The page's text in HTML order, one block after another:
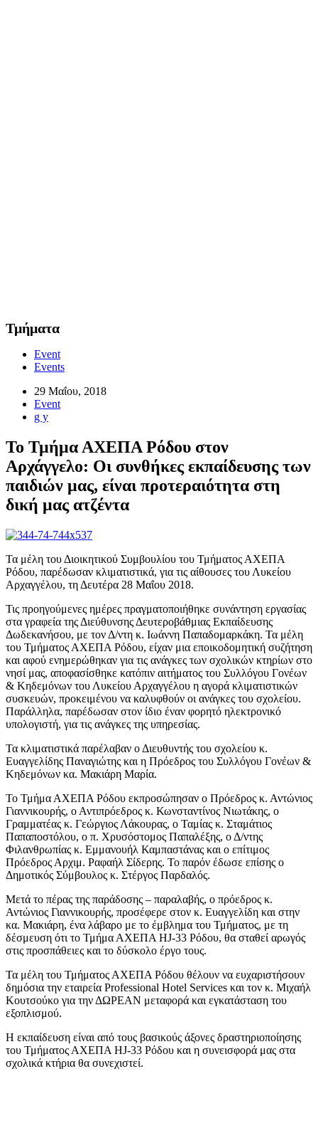
Τμήματα
Event
Events
29 Μαΐου, 2018
Event
g y
Το Τμήμα ΑΧΕΠΑ Ρόδου στον
Αρχάγγελο: Οι συνθήκες εκπαίδευσης των
παιδιών μας, είναι προτεραιότητα στη
δική μας ατζέντα
Τα μέλη του Διοικητικού Συμβουλίου του Τμήματος ΑΧΕΠΑ
Ρόδου, παρέδωσαν κλιματιστικά, για τις αίθουσες του Λυκείου
Αρχαγγέλου, τη Δευτέρα 28 Μαΐου 2018.
Τις προηγούμενες ημέρες πραγματοποιήθηκε συνάντηση εργασίας
στα γραφεία της Διεύθυνσης Δευτεροβάθμιας Εκπαίδευσης
Δωδεκανήσου, με τον Δ/ντη κ. Ιωάννη Παπαδομαρκάκη. Τα μέλη
του Τμήματος ΑΧΕΠΑ Ρόδου, είχαν μια εποικοδομητική συζήτηση
και αφού ενημερώθηκαν για τις ανάγκες των σχολικών κτηρίων στο
νησί μας, αποφασίσθηκε κατόπιν αιτήματος του Συλλόγου Γονέων
& Κηδεμόνων του Λυκείου Αρχαγγέλου η αγορά κλιματιστικών
συσκευών, προκειμένου να καλυφθούν οι ανάγκες του σχολείου.
Παράλληλα, παρέδωσαν στον ίδιο έναν φορητό ηλεκτρονικό
υπολογιστή, για τις ανάγκες της υπηρεσίας.
Τα κλιματιστικά παρέλαβαν ο Διευθυντής του σχολείου κ.
Ευαγγελίδης Παναγιώτης και η Πρόεδρος του Συλλόγου Γονέων &
Κηδεμόνων κα. Μακιάρη Μαρία.
Το Τμήμα ΑΧΕΠΑ Ρόδου εκπροσώπησαν ο Πρόεδρος κ. Αντώνιος
Γιαννικουρής, ο Αντιπρόεδρος κ. Κωνσταντίνος Νιωτάκης, ο
Γραμματέας κ. Γεώργιος Λάκουρας, ο Ταμίας κ. Σταμάτιος
Παπαποστόλου, ο π. Χρυσόστομος Παπαλέξης, ο Δ/ντης
Φιλανθρωπίας κ. Εμμανουήλ Καμπαστάνας και ο επίτιμος
Πρόεδρος Αρχιμ. Ραφαήλ Σίδερης. Το παρόν έδωσε επίσης ο
Δημοτικός Σύμβουλος κ. Στέργος Παρδαλός.
Μετά το πέρας της παράδοσης – παραλαβής, ο πρόεδρος κ.
Αντώνιος Γιαννικουρής, προσέφερε στον κ. Ευαγγελίδη και στην
κα. Μακιάρη, ένα λάβαρο με το έμβλημα του Τμήματος, με τη
δέσμευση ότι το Τμήμα ΑΧΕΠΑ HJ-33 Ρόδου, θα σταθεί αρωγός
στις προσπάθειες και το δύσκολο έργο τους.
Τα μέλη του Τμήματος ΑΧΕΠΑ Ρόδου θέλουν να ευχαριστήσουν
δημόσια την εταιρεία Professional Hotel Services και τον κ. Μιχαήλ
Κουτσούκο για την ΔΩΡΕΑΝ μεταφορά και εγκατάσταση του
εξοπλισμού.
Η εκπαίδευση είναι από τους βασικούς άξονες δραστηριοποίησης
του Τμήματος ΑΧΕΠΑ HJ-33 Ρόδου και η συνεισφορά μας στα
σχολικά κτήρια θα συνεχιστεί.